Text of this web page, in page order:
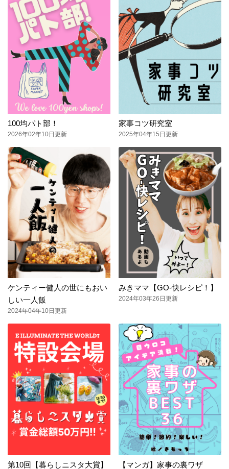
100均パト部！
2026年02年10日更新
家事コツ研究室
2025年04年15日更新
ケンティー健人の世にもおい
しい一人飯
2024年04年10日更新
みきママ【GO-快レシピ！】
2024年03年26日更新
第10回【暮らしニスタ大賞】
【マンガ】家事の裏ワザ